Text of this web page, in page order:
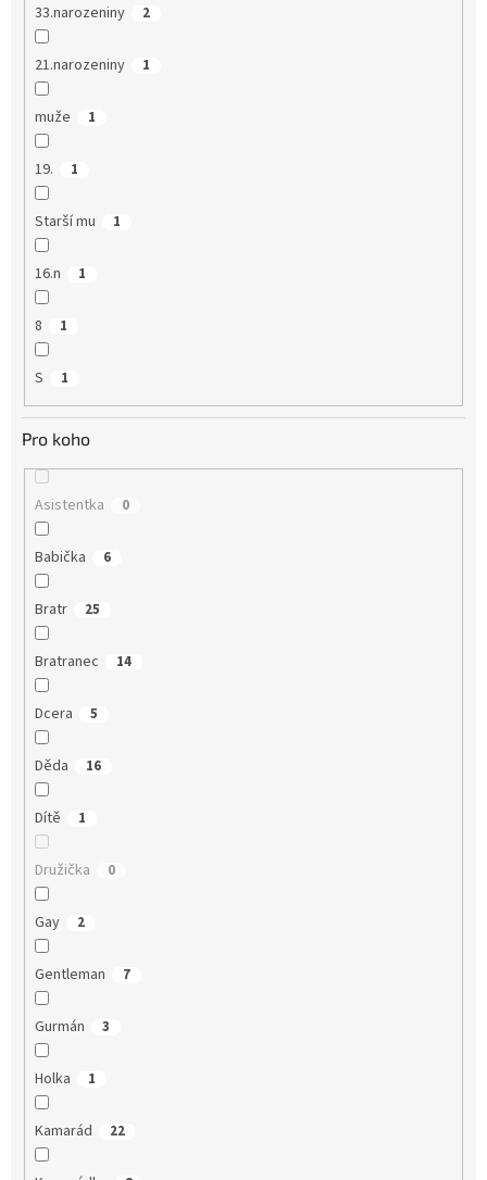
33.narozeniny 2
21.narozeniny 1
muže 1
19. 1
Starší mu 1
16.n 1
8 1
S 1
Pro koho
Asistentka 0
Babička 6
Bratr 25
Bratranec 14
Dcera 5
Děda 16
Dítě 1
Družička 0
Gay 2
Gentleman 7
Gurmán 3
Holka 1
Kamarád 22